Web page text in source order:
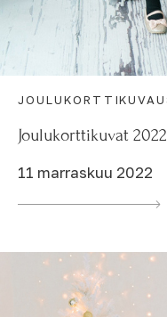
Joulukorttikuvat
11 marraskuu 2022